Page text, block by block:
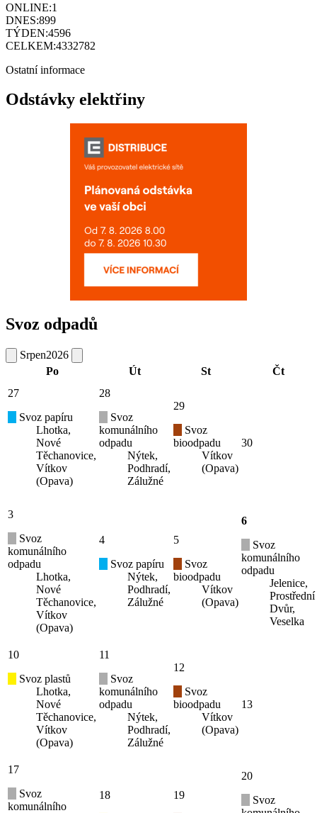
ONLINE:1
DNES:899
TÝDEN:4596
CELKEM:4332782
Ostatní informace
Odstávky elektřiny
Svoz odpadů
Srpen2026
Po
Út St
Čt
27
Svoz papíru
Lhotka,
Nové
Těchanovice,
Vítkov
(Opava)
28
Svoz
komunálního
odpadu
Nýtek,
Podhradí,
Zálužné
29
Svoz
bioodpadu
Vítkov
(Opava)
30
3
Svoz
komunálního
odpadu
Lhotka,
Nové
Těchanovice,
Vítkov
(Opava)
4
Svoz papíru
Nýtek,
Podhradí,
Zálužné
5
Svoz
bioodpadu
Vítkov
(Opava)
6
Svoz
komunálního
odpadu
Jelenice,
Prostřední
Dvůr,
Veselka
10
Svoz plastů
Lhotka,
Nové
Těchanovice,
Vítkov
(Opava)
11
Svoz
komunálního
odpadu
Nýtek,
Podhradí,
Zálužné
12
Svoz
bioodpadu
Vítkov
(Opava)
13
17
Svoz
komunálního
18
19
20
Svoz